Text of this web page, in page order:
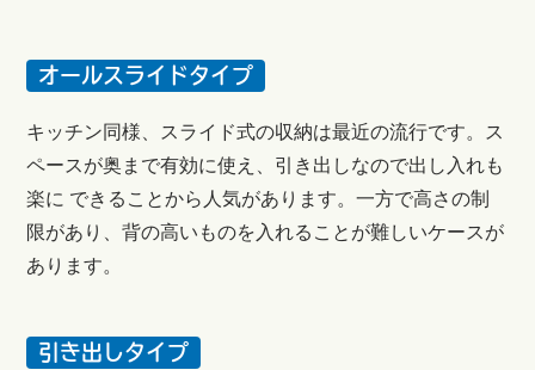
オールスライドタイプ
キッチン同様、スライド式の収納は最近の流行です。ス
ペースが奥まで有効に使え、引き出しなので出し入れも
楽に できることから人気があります。一方で高さの制
限があり、背の高いものを入れることが難しいケースが
あります。
引き出しタイプ